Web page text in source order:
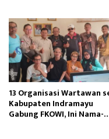
13 Organisasi Wartawan
Kabupaten Indramayu
Gabung FKOWI, Ini Nama-